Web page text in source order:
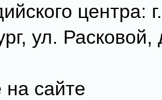
центра: г.
ул. Расковой,
сайте